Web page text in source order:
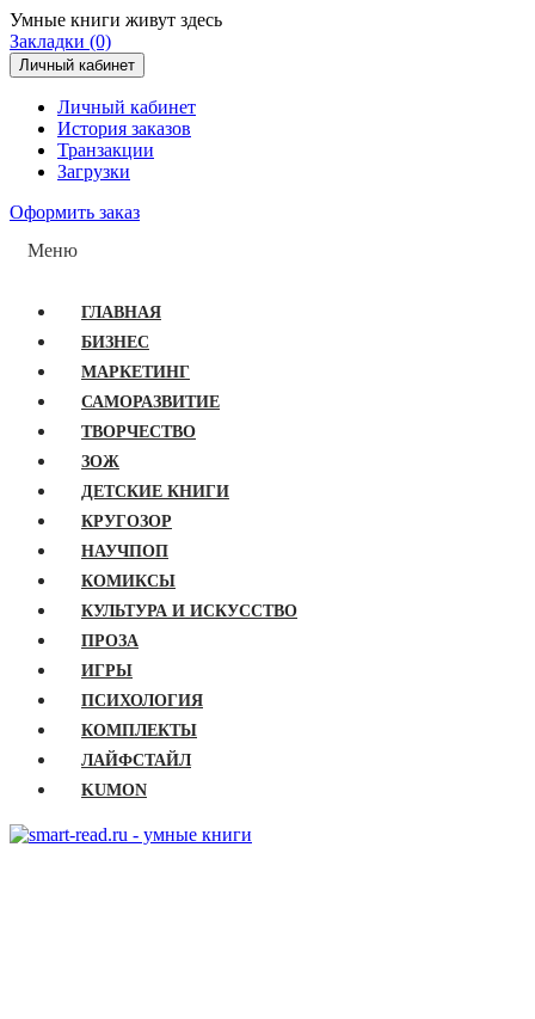
Умные книги живут здесь
Закладки (0)
Личный кабинет
Личный кабинет
История заказов
Транзакции
Загрузки
Оформить заказ
Меню
ГЛАВНАЯ
БИЗНЕС
МАРКЕТИНГ
САМОРАЗВИТИЕ
ТВОРЧЕСТВО
ЗОЖ
ДЕТСКИЕ КНИГИ
КРУГОЗОР
НАУЧПОП
КОМИКСЫ
КУЛЬТУРА И ИСКУССТВО
ПРОЗА
ИГРЫ
ПСИХОЛОГИЯ
КОМПЛЕКТЫ
ЛАЙФСТАЙЛ
KUMON